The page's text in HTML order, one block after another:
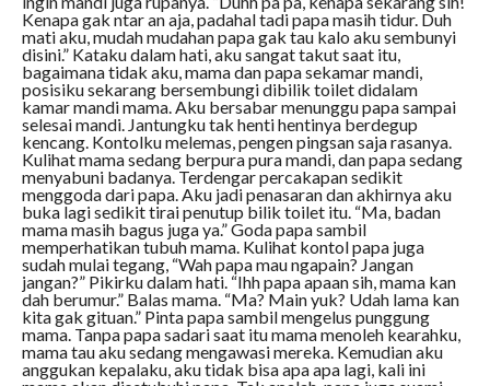
Kenapa gak ntar an aja, padahal tadi papa masih tidur. Duh
mati aku, mudah mudahan papa gak tau kalo aku sembunyi
disini.” Kataku dalam hati, aku sangat takut saat itu,
bagaimana tidak aku, mama dan papa sekamar mandi,
posisiku sekarang bersembungi dibilik toilet didalam
kamar mandi mama. Aku bersabar menunggu papa sampai
selesai mandi. Jantungku tak henti hentinya berdegup
kencang. Kontolku melemas, pengen pingsan saja rasanya.
Kulihat mama sedang berpura pura mandi, dan papa sedang
menyabuni badanya. Terdengar percakapan sedikit
menggoda dari papa. Aku jadi penasaran dan akhirnya aku
buka lagi sedikit tirai penutup bilik toilet itu. “Ma, badan
mama masih bagus juga ya.” Goda papa sambil
memperhatikan tubuh mama. Kulihat kontol papa juga
sudah mulai tegang, “Wah papa mau ngapain? Jangan
jangan?” Pikirku dalam hati. “Ihh papa apaan sih, mama kan
dah berumur.” Balas mama. “Ma? Main yuk? Udah lama kan
kita gak gituan.” Pinta papa sambil mengelus punggung
mama. Tanpa papa sadari saat itu mama menoleh kearahku,
mama tau aku sedang mengawasi mereka. Kemudian aku
anggukan kepalaku, aku tidak bisa apa apa lagi, kali ini